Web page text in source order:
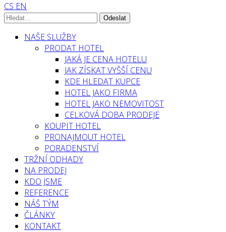
CS EN
NAŠE SLUŽBY
PRODAT HOTEL
JAKÁ JE CENA HOTELU
JAK ZÍSKAT VYŠŠÍ CENU
KDE HLEDAT KUPCE
HOTEL JAKO FIRMA
HOTEL JAKO NEMOVITOST
CELKOVÁ DOBA PRODEJE
KOUPIT HOTEL
PRONAJMOUT HOTEL
PORADENSTVÍ
TRŽNÍ ODHADY
NA PRODEJ
KDO JSME
REFERENCE
NÁŠ TÝM
ČLÁNKY
KONTAKT